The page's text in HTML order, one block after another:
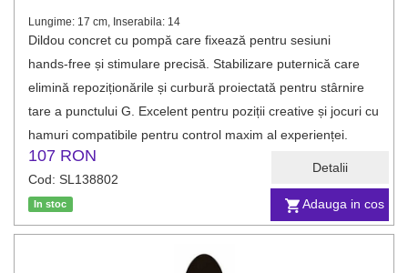
Adauga in cos
Detalii
Lungime: 17 cm, Inserabila: 14
Dildou concret cu pompă care fixează pentru sesiuni
hands‑free și stimulare precisă. Stabilizare puternică care
elimină repoziționările și curbură proiectată pentru stârnire
tare a punctului G. Excelent pentru poziții creative și jocuri cu
hamuri compatibile pentru control maxim al experienței.
107 RON
Cod: SL138802
In stoc